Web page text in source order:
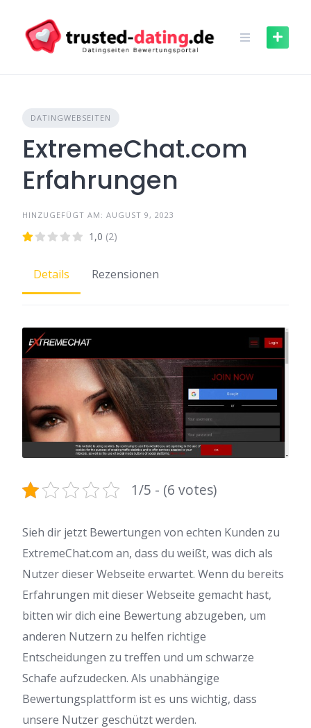
content
DATINGWEBSEITEN
ExtremeChat.com
Erfahrungen
HINZUGEFÜGT AM: AUGUST 9, 2023
1,0 (2)
Details Rezensionen
1/5 - (6 votes)
Sieh dir jetzt Bewertungen von echten Kunden zu
ExtremeChat.com an, dass du weißt, was dich als
Nutzer dieser Webseite erwartet. Wenn du bereits
Erfahrungen mit dieser Webseite gemacht hast,
bitten wir dich eine Bewertung abzugeben, um
anderen Nutzern zu helfen richtige
Entscheidungen zu treffen und um schwarze
Schafe aufzudecken. Als unabhängige
Bewertungsplattform ist es uns wichtig, dass
unsere Nutzer geschützt werden.